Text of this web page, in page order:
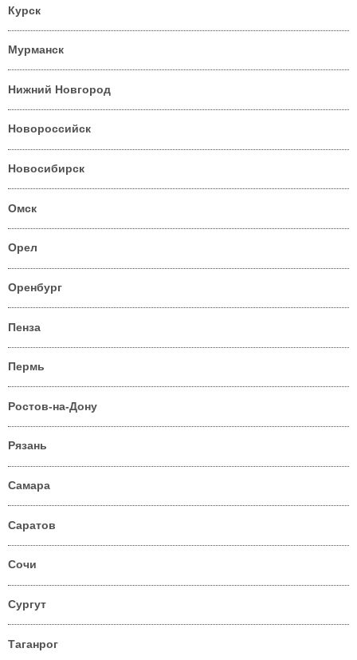
Курск
Мурманск
Нижний Новгород
Новороссийск
Новосибирск
Омск
Орел
Оренбург
Пенза
Пермь
Ростов-на-Дону
Рязань
Самара
Саратов
Сочи
Сургут
Таганрог